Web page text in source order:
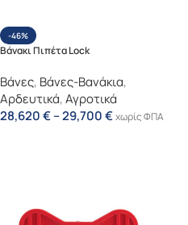
-46%
Βάνακι Πιπέτα Lock
Βάνες, Βάνες-Βανάκια,
Αρδευτικά,Αγροτικά
28,620€–29,700€χωρίς ΦΠΑ